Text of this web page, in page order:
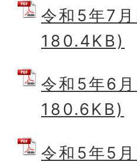
令和5年7
180.4KB)
令和5年6
180.6KB)
令和5年5